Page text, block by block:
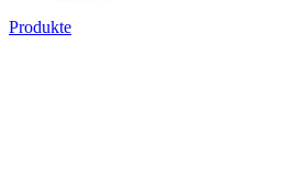
Produkte